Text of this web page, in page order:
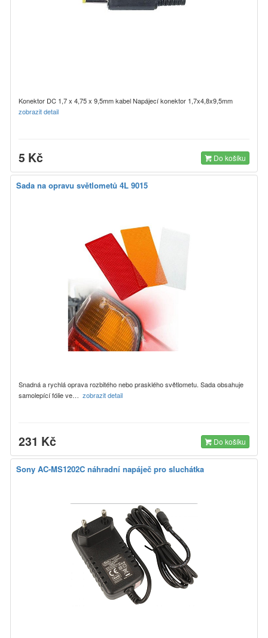
Konektor DC 1,7 x 4,75 x 9,5mm kabel Napájecí konektor 1,7x4,8x9,5mm
zobrazit detail
5 Kč Do košíku
Sada na opravu světlometů 4L 9015
Snadná a rychlá oprava rozbitého nebo prasklého světlometu. Sada obsahuje
samolepící fólie ve… zobrazit detail
231 Kč Do košíku
Sony AC-MS1202C náhradní napáječ pro sluchátka